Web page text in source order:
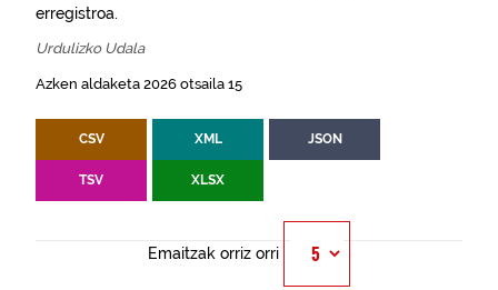
erregistroa.
Urdulizko Udala
Azken aldaketa 2026 otsaila 15
CSV XML JSON
TSV XLSX
Emaitzak orriz orri